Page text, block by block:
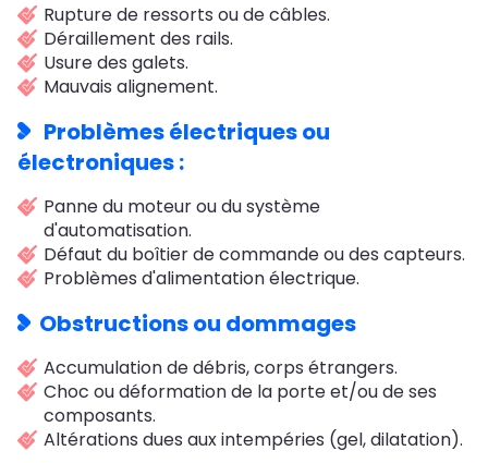
Rupture de ressorts ou de câbles.
Déraillement des rails.
Usure des galets.
Mauvais alignement.
Problèmes électriques ou
électroniques :
Panne du moteur ou du système
d'automatisation.
Défaut du boîtier de commande ou des capteurs.
Problèmes d'alimentation électrique.
Obstructions ou dommages
Accumulation de débris, corps étrangers.
Choc ou déformation de la porte et/ou de ses
composants.
Altérations dues aux intempéries (gel, dilatation).